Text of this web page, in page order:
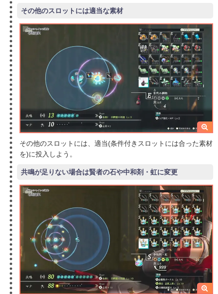
その他のスロットには適当な素材
その他のスロットには、適当(条件付きスロットには合った素材
を)に投入しよう。
共鳴が足りない場合は賢者の石や中和剤・虹に変更